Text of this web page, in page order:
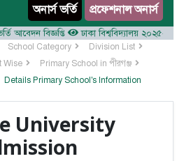
অনার্স ভর্তি প্রফেশনাল অনার্স
আবেদন বিজ্ঞপ্তি ঢাকা বিশ্ববিদ্যালয় ২০২৫-২৬
School Category
Division List
Wise
Primary School in পীরগঞ্জ
Details Primary School's Information
University